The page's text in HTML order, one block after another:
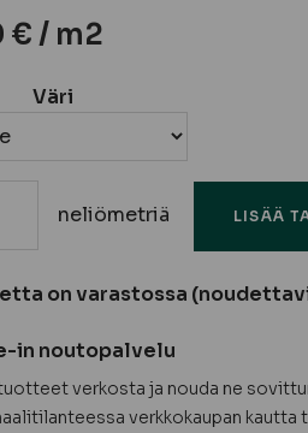
€ / m2
Väri
neliömetriä LISÄÄ
on varastossa
in noutopalvelu
verkosta ja nouda ne
verkkokaupan